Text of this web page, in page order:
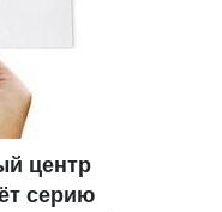
центр
серию